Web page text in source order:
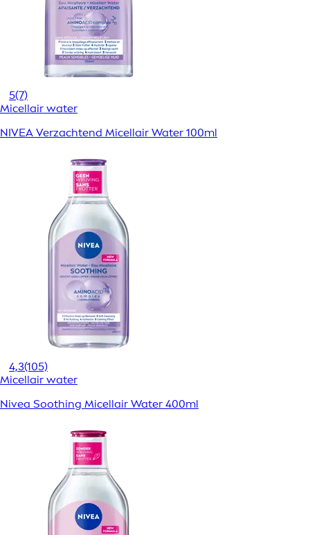
5(7)
Micellair water
NIVEA Verzachtend Micellair Water 100ml
4,3(105)
Micellair water
Nivea Soothing Micellair Water 400ml